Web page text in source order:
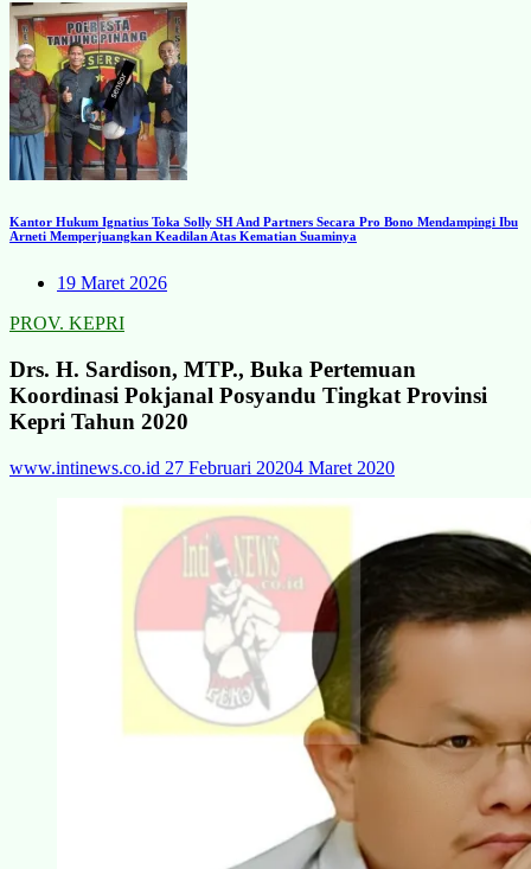
Kantor Hukum Ignatius Toka Solly SH And Partners Secara Pro Bono Mendampingi Ibu
Arneti Memperjuangkan Keadilan Atas Kematian Suaminya
19 Maret 2026
PROV. KEPRI
Drs. H. Sardison, MTP., Buka Pertemuan
Koordinasi Pokjanal Posyandu Tingkat Provinsi
Kepri Tahun 2020
www.intinews.co.id 27 Februari 20204 Maret 2020